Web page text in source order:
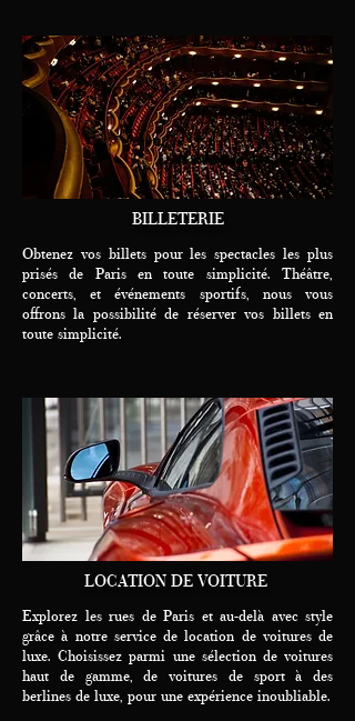
BILLETERIE
Obtenez vos billets pour les spectacles les plus
prisés de Paris en toute simplicité. Théâtre,
concerts, et événements sportifs, nous vous
offrons la possibilité de réserver vos billets en
toute simplicité.
LOCATION DE VOITURE
Explorez les rues de Paris et au-delà avec style
grâce à notre service de location de voitures de
luxe. Choisissez parmi une sélection de voitures
haut de gamme, de voitures de sport à des
berlines de luxe, pour une expérience inoubliable.